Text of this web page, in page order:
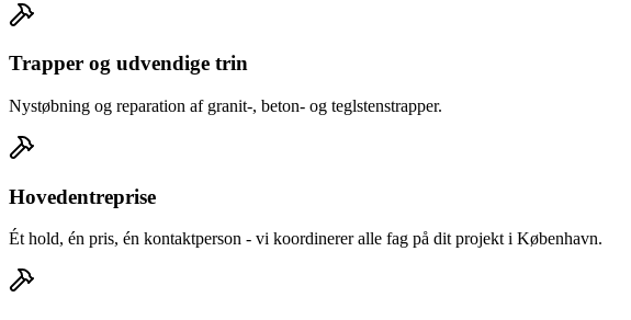
Trapper og udvendige trin
Nystøbning og reparation af granit-, beton- og teglstenstrapper.
Hovedentreprise
Ét hold, én pris, én kontaktperson - vi koordinerer alle fag på dit projekt i København.